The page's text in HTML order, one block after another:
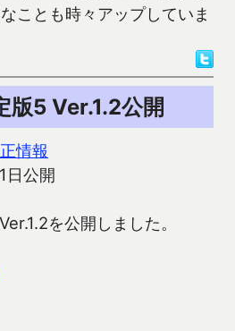
ことも時々アップしていま
版5 Ver.1.2公開
情報
日公開
を公開しました。